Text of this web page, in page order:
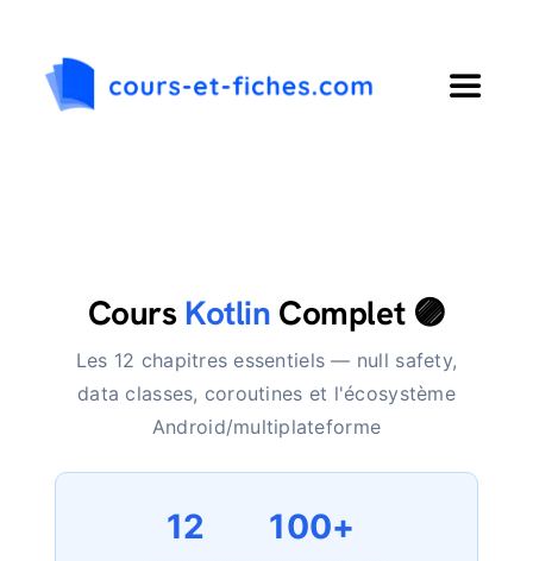
contenu
Toggle
Collège
Lycée
Langues
CoursKotlin Complet 🟣
Les 12 chapitres essentiels — null safety,
data classes, coroutines et l'écosystème
Android/multiplateforme
12 100+